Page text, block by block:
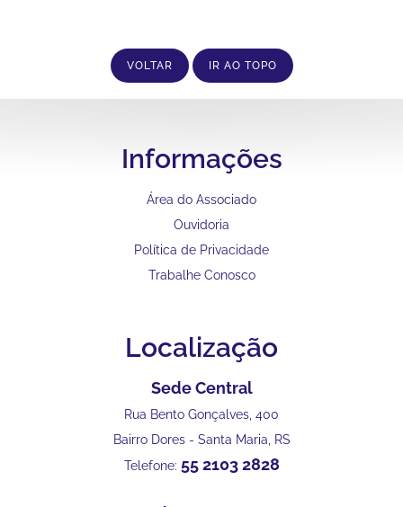
VOLTAR IR AO TOPO
Informações
Área do Associado
Ouvidoria
Política de Privacidade
Trabalhe Conosco
Localização
Sede Central
Rua Bento Gonçalves, 400
Bairro Dores - Santa Maria, RS
Telefone: 55 2103 2828